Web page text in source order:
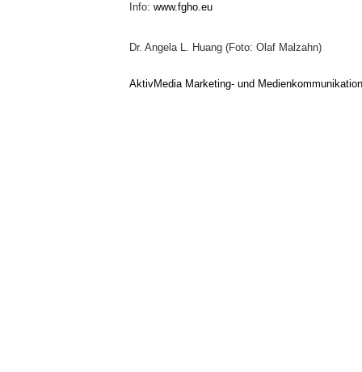
Info: www.fgho.eu
Dr. Angela L. Huang (Foto: Olaf Malzahn)
AktivMedia Marketing- und